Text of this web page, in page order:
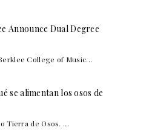
Announce Dual Degree
College of Music...
se alimentan los osos de
Tierra de Osos. ...